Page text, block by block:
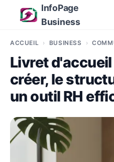
InfoPage
Business
ACCUEIL BUSINESS
Livret
créer, le
un outil RH